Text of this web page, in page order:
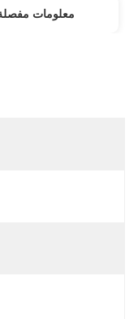
معلومات مفصلة